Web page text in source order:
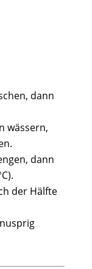
dann
wässern,
dann
der Hälfte